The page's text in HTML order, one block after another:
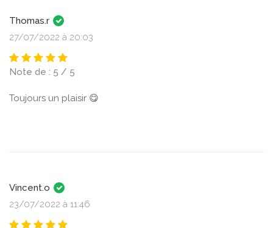
Thomas.r
27/07/2022 à 20:03
Note de : 5 / 5
Toujours un plaisir 😋
Vincent.o
23/07/2022 à 11:46